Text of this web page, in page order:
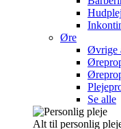
Øre
Øvrige
Se alle
Alt til personlig